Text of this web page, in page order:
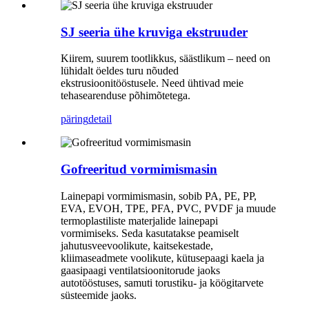
SJ seeria ühe kruviga ekstruuder
Kiirem, suurem tootlikkus, säästlikum – need on
lühidalt öeldes turu nõuded
ekstrusioonitööstusele. Need ühtivad meie
tehasearenduse põhimõtetega.
päringdetail
Gofreeritud vormimismasin
Lainepapi vormimismasin, sobib PA, PE, PP,
EVA, EVOH, TPE, PFA, PVC, PVDF ja muude
termoplastiliste materjalide lainepapi
vormimiseks. Seda kasutatakse peamiselt
jahutusveevoolikute, kaitsekestade,
kliimaseadmete voolikute, kütusepaagi kaela ja
gaasipaagi ventilatsioonitorude jaoks
autotööstuses, samuti torustiku- ja köögitarvete
süsteemide jaoks.